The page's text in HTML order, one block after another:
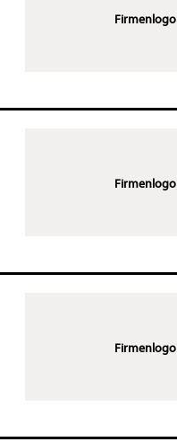
Firmenlogo
Firmenlogo
Firmenlogo